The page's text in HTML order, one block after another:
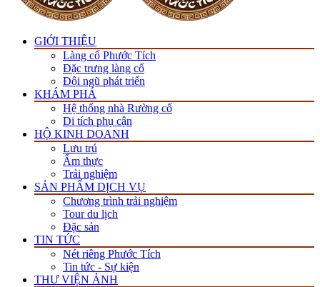
GIỚI THIỆU
Làng cổ Phước Tích
Đặc trưng làng cổ
Đội ngũ phát triển
KHÁM PHÁ
Hệ thống nhà Rường cổ
Di tích phụ cận
HỘ KINH DOANH
Lưu trú
Ẩm thực
Trải nghiệm
SẢN PHẨM DỊCH VỤ
Chương trình trải nghiệm
Tour du lịch
Đặc sản
TIN TỨC
Nét riêng Phước Tích
Tin tức - Sự kiện
THƯ VIỆN ẢNH